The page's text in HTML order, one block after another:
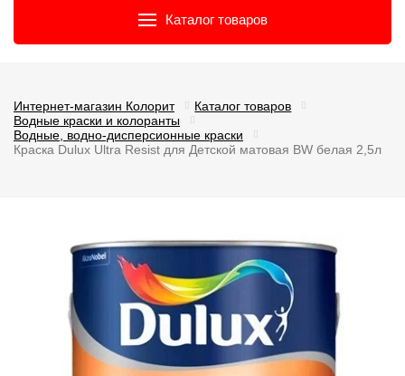
Каталог товаров
Интернет-магазин Колорит
Каталог товаров
Водные краски и колоранты
Водные, водно-дисперсионные краски
Краска Dulux Ultra Resist для Детской матовая BW белая 2,5л